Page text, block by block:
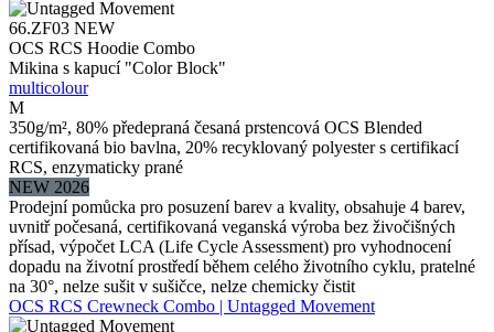
66.ZF03 NEW
OCS RCS Hoodie Combo
Mikina s kapucí "Color Block"
multicolour
M
350g/m², 80% předepraná česaná prstencová OCS Blended
certifikovaná bio bavlna, 20% recyklovaný polyester s certifikací
RCS, enzymaticky prané
NEW 2026
Prodejní pomůcka pro posuzení barev a kvality, obsahuje 4 barev,
uvnitř počesaná, certifikovaná veganská výroba bez živočišných
přísad, výpočet LCA (Life Cycle Assessment) pro vyhodnocení
dopadu na životní prostředí během celého životního cyklu, pratelné
na 30°, nelze sušit v sušičce, nelze chemicky čistit
OCS RCS Crewneck Combo | Untagged Movement